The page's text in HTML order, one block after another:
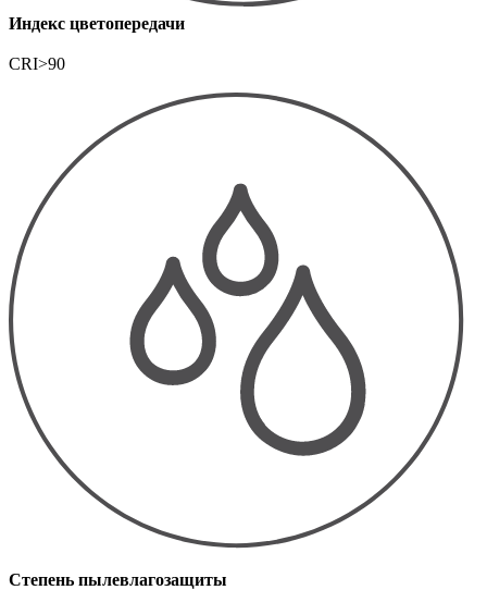
Индекс цветопередачи
CRI>90
Степень пылевлагозащиты